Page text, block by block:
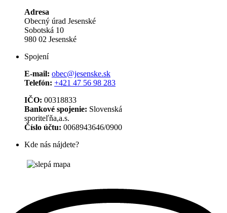
Adresa
Obecný úrad Jesenské
Sobotská 10
980 02 Jesenské
Spojení
E-mail: obec@jesenske.sk
Telefón: +421 47 56 98 283
IČO: 00318833
Bankové spojenie: Slovenská
sporiteľňa,a.s.
Číslo účtu: 0068943646/0900
Kde nás nájdete?